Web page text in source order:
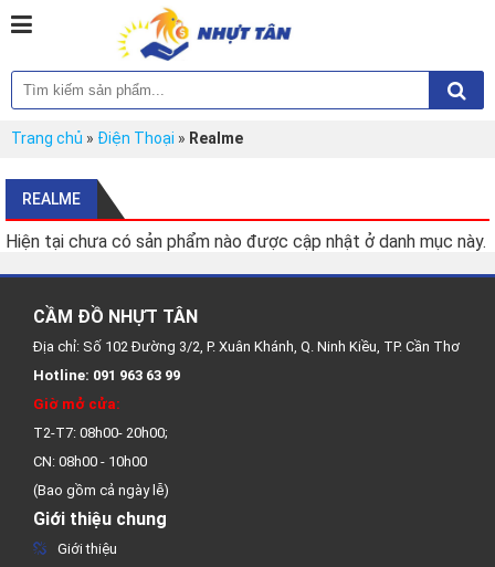
Trang chủ » Điện Thoại » Realme
REALME
Hiện tại chưa có sản phẩm nào được cập nhật ở danh mục này.
CẦM ĐỒ NHỰT TÂN
Địa chỉ: Số 102 Đường 3/2, P. Xuân Khánh, Q. Ninh Kiều, TP. Cần Thơ
Hotline: 091 963 63 99
Giờ mở cửa:
T2-T7: 08h00- 20h00;
CN: 08h00 - 10h00
(Bao gồm cả ngày lễ)
Giới thiệu chung
Giới thiệu